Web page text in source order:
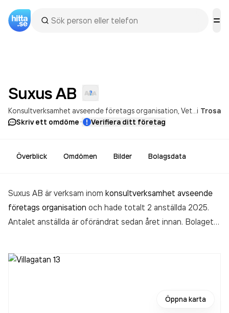
SuxusAB
Konsultverksamhet avseende företags organisation Veterinärverksamhet i Trosa
Skriv ett omdöme· Verifiera ditt företag
Överblick Omdömen Bilder Bolagsdata
Suxus AB är verksam inom konsultverksamhet avseende
företags organisation och hade totalt 2 anställda 2025.
Antalet anställda är oförändrat sedan året innan. Bolaget
Öppna karta